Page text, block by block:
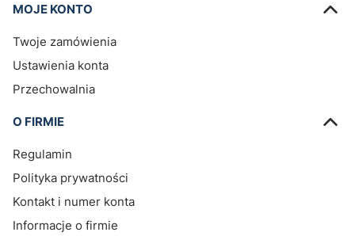
MOJE KONTO
Twoje zamówienia
Ustawienia konta
Przechowalnia
O FIRMIE
Regulamin
Polityka prywatności
Kontakt i numer konta
Informacje o firmie